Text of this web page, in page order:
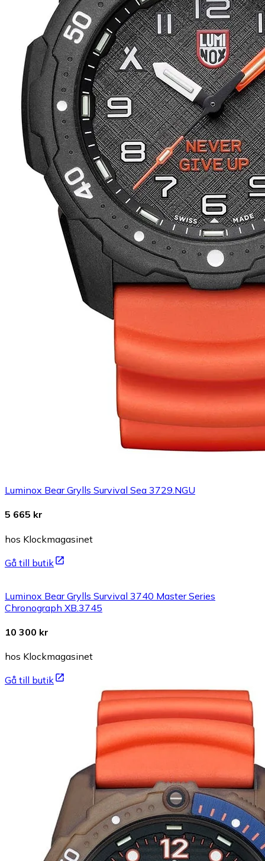
Luminox Bear Grylls Survival Sea 3729.NGU
5 665 kr
hos Klockmagasinet
Gå till butik
Luminox Bear Grylls Survival 3740 Master Series
Chronograph XB.3745
10 300 kr
hos Klockmagasinet
Gå till butik